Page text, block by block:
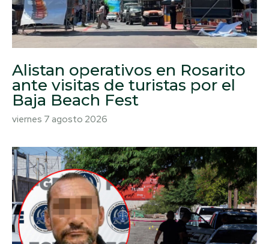
Alistan operativos en Rosarito
ante visitas de turistas por el
Baja Beach Fest
viernes 7 agosto 2026